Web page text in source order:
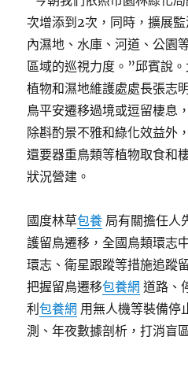
次增添到2次，同時，擴展
內濕地、水庫、河道、公園
區域的巡視力度。”邱賓說
植物和濕地維護處處長張志
鳥平安遷移過境或逗留棲息
除斟酌景不雅和綠化效益外
還要器重鳥類等植物取食和
狀況營建。
國度林草包養 局有關擔任人
護留鳥遷移，全國鳥類環志
環志、衛星跟蹤等措施追蹤
把握留鳥遷移包養網 道路、
利包養網 用無人機等裝備停
測、年夜數據剖析，打消盲